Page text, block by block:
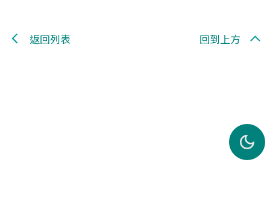
返回列表 回到上方